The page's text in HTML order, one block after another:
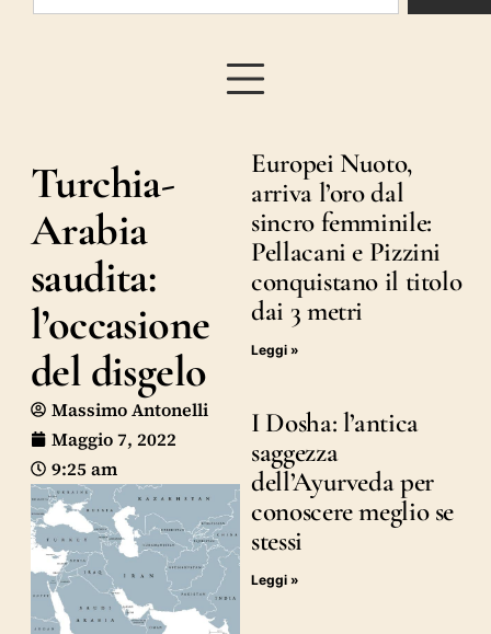
Turchia-
Arabia
saudita:
l’occasione
del disgelo
Massimo Antonelli
Maggio 7, 2022
9:25 am
Europei Nuoto,
arriva l’oro dal
sincro femminile:
Pellacani e Pizzini
conquistano il titolo
dai 3 metri
Leggi »
I Dosha: l’antica
saggezza
dell’Ayurveda per
conoscere meglio se
stessi
Leggi »